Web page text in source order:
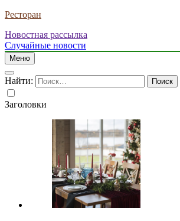
Ресторан
Новостная рассылка
Случайные новости
Меню
Найти:
Заголовки